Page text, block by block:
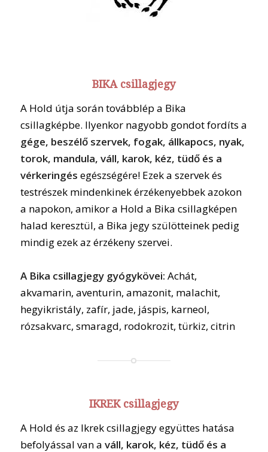
BIKA csillagjegy
A Hold útja során továbblép a Bika
csillagképbe. Ilyenkor nagyobb gondot fordíts a
gége, beszélő szervek, fogak, állkapocs, nyak,
torok, mandula, váll, karok, kéz, tüdő és a
vérkeringés egészségére! Ezek a szervek és
testrészek mindenkinek érzékenyebbek azokon
a napokon, amikor a Hold a Bika csillagképen
halad keresztül, a Bika jegy szülötteinek pedig
mindig ezek az érzékeny szervei.
A Bika csillagjegy gyógykövei: Achát,
akvamarin, aventurin, amazonit, malachit,
hegyikristály, zafír, jade, jáspis, karneol,
rózsakvarc, smaragd, rodokrozit, türkiz, citrin
IKREK csillagjegy
A Hold és az Ikrek csillagjegy együttes hatása
befolyással van a váll, karok, kéz, tüdő és a